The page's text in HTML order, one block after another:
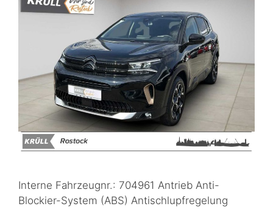
Interne Fahrzeugnr.: 704961 Antrieb Anti-
Blockier-System (ABS) Antischlupfregelung